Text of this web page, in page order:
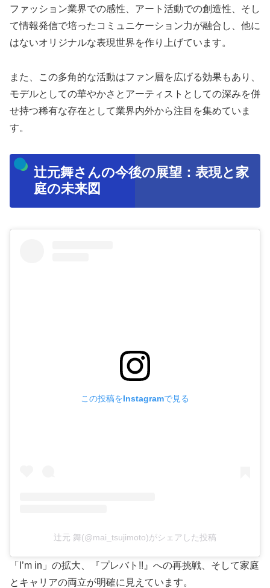
ファッション業界での感性、アート活動での創造性、そし
て情報発信で培ったコミュニケーション力が融合し、他に
はないオリジナルな表現世界を作り上げています。
また、この多角的な活動はファン層を広げる効果もあり、
モデルとしての華やかさとアーティストとしての深みを併
せ持つ稀有な存在として業界内外から注目を集めていま
す。
辻元舞さんの今後の展望：表現と家
庭の未来図
この投稿をInstagramで見る
辻元 舞(@mai_tsujimoto)がシェアした投稿
「I’m in」の拡大、『プレバト!!』への再挑戦、そして家庭
とキャリアの両立が明確に見えています。